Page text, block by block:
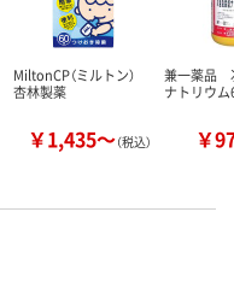
MiltonCP（ミルトン）
杏林製薬
￥1,435～（税込）
兼一薬品
ナトリウム
￥